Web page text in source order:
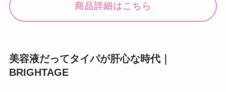
商品詳細はこちら
美容液だってタイパが肝心な時代｜
BRIGHTAGE